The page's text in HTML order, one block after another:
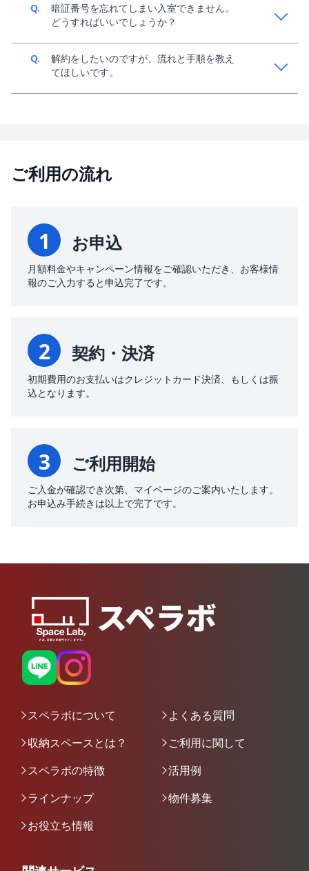
Q.
暗証番号を忘れてしまい入室できません。
どうすればいいでしょうか？
A.
約2~3営業日程度お時間をいただき、現地にて解錠作
業を行います。別途費用がかかる場合がございます。
Q.
解約をしたいのですが、流れと手順を教え
てほしいです。
ご利用の流れ
1 お申込
月額料金やキャンペーン情報をご確認いただき、お客様情
報のご入力すると申込完了です。
2 契約・決済
初期費用のお支払いはクレジットカード決済、もしくは振
込となります。
3 ご利用開始
ご入金が確認でき次第、マイページのご案内いたします。
お申込み手続きは以上で完了です。
スペラボについて
よくある質問
収納スペースとは？
ご利用に関して
スペラボの特徴
活用例
ラインナップ
物件募集
お役立ち情報